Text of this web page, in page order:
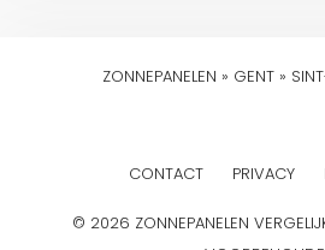
ZONNEPANELEN » GENT»
CONTACT PRIVACY
© 2026 ZONNEPANELEN